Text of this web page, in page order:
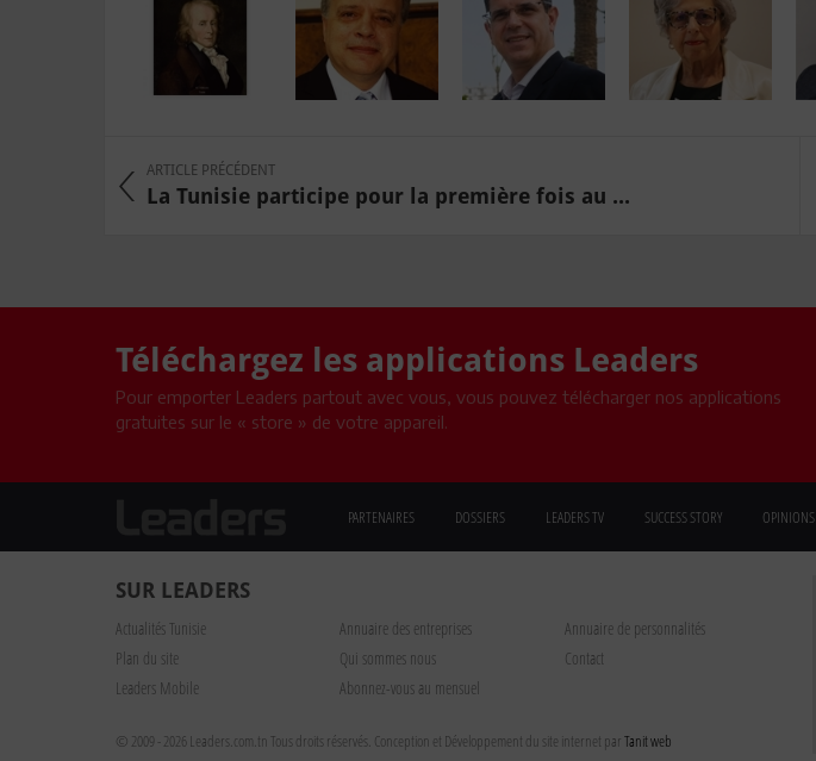
ARTICLE PRÉCÉDENT
La Tunisie participe pour la première fois au ...
Téléchargez les applications Leaders
Pour emporter Leaders partout avec vous, vous pouvez télécharger nos applications
gratuites sur le « store » de votre appareil.
PARTENAIRES DOSSIERS LEADERS TV SUCCESS STORY OPINIONS
SUR LEADERS
Actualités Tunisie Annuaire des entreprises
Annuaire de personnalités
Plan du site
Qui sommes nous
Contact
Leaders Mobile
Abonnez-vous au mensuel
© 2009 - 2026 Leaders.com.tn Tous droits réservés. Conception et Développement du site internet parTanit web